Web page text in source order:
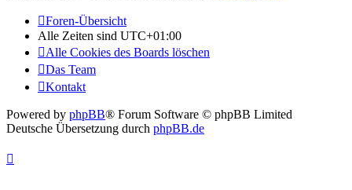
Foren-Übersicht
Alle Zeiten sind UTC+01:00
Alle Cookies des Boards löschen
Das Team
Kontakt
Powered by phpBB® Forum Software © phpBB Limited
Deutsche Übersetzung durch phpBB.de